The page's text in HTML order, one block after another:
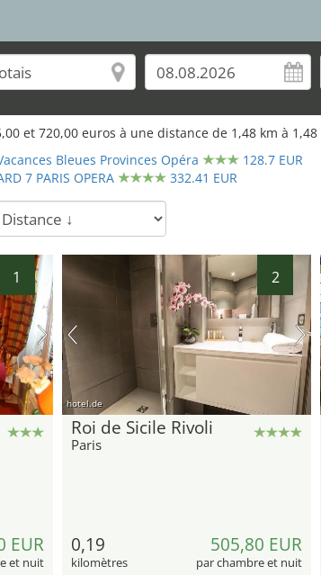
et 720,00 euros à une distance de 1,48 km à 1,48
Bleues Provinces Opéra
128.7 EUR
7 PARIS OPERA
332.41 EUR
1
EUR
et nuit
2
hotel.de
Roi de Sicile Rivoli
Paris
0,19
kilomètres
505,80 EUR
par chambre et nuit